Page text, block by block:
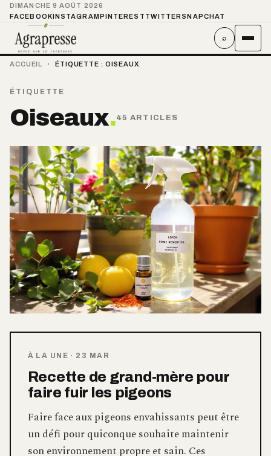
DIMANCHE 9 AOÛT 2026
FACEBOOKINSTAGRAMPINTEREST TWITTER SNAPCHAT
⌕
ACCUEIL › ÉTIQUETTE : OISEAUX
ÉTIQUETTE
Oiseaux.45 ARTICLES
À LA UNE · 23 MAR
Recette de grand-mère pour
faire fuir les pigeons
Faire face aux pigeons envahissants peut être
un défi pour quiconque souhaite maintenir
son environnement propre et sain. Ces